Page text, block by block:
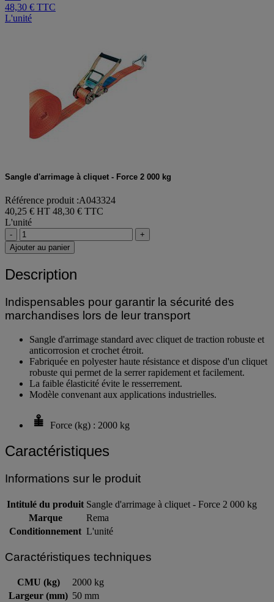
48,30 € TTC
L'unité
Sangle d'arrimage à cliquet - Force 2 000 kg
Référence produit :A043324
40,25 € HT 48,30 € TTC
L'unité
-
+
Ajouter au panier
Description
Indispensables pour garantir la sécurité des
marchandises lors de leur transport
Sangle d'arrimage standard avec cliquet de traction robuste et
anticorrosion et crochet étroit.
Fabriquée en polyester haute résistance et dispose d'un cliquet
robuste qui permet de la serrer rapidement et facilement.
La faible élasticité évite le resserrement.
Modèle convenant aux applications industrielles.
Force (kg) : 2000 kg
Caractéristiques
Informations sur le produit
Intitulé du produit Sangle d'arrimage à cliquet - Force 2 000 kg
Marque
Rema
Conditionnement L'unité
Caractéristiques techniques
CMU (kg)
2000 kg
Largeur (mm) 50 mm